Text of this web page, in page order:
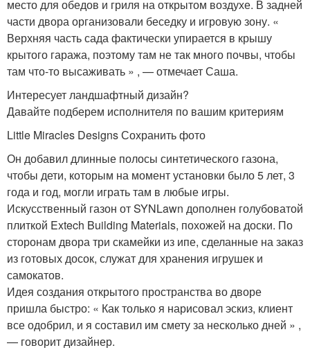
место для обедов и гриля на открытом воздухе. В задней
части двора организовали беседку и игровую зону. «
Верхняя часть сада фактически упирается в крышу
крытого гаража, поэтому там не так много почвы, чтобы
там что-то высаживать » , — отмечает Саша.
Интересует ландшафтный дизайн?
Давайте подберем исполнителя по вашим критериям
Little Miracles Designs Сохранить фото
Он добавил длинные полосы синтетического газона,
чтобы дети, которым на момент установки было 5 лет, 3
года и год, могли играть там в любые игры.
Искусственный газон от SYNLawn дополнен голубоватой
плиткой Extech Building Materials, похожей на доски. По
сторонам двора три скамейки из ипе, сделанные на заказ
из готовых досок, служат для хранения игрушек и
самокатов.
Идея создания открытого пространства во дворе
пришла быстро: « Как только я нарисовал эскиз, клиент
все одобрил, и я составил им смету за несколько дней » ,
— говорит дизайнер.